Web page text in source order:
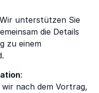
unterstützen Sie
die Details
zu einem
:
nach dem Vortrag,